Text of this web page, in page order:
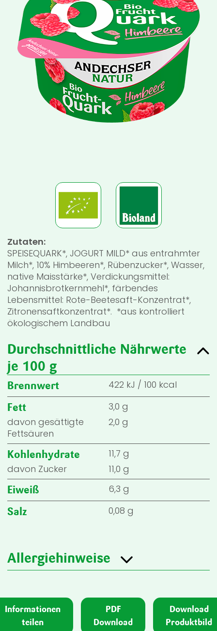
Zutaten:
SPEISEQUARK*, JOGURT MILD* aus entrahmter
Milch*, 10% Himbeeren*, Rübenzucker*, Wasser,
native Maisstärke*, Verdickungsmittel:
Johannisbrotkernmehl*, färbendes
Lebensmittel: Rote-Beetesaft-Konzentrat*,
Zitronensaftkonzentrat*. *aus kontrolliert
ökologischem Landbau
Durchschnittliche Nährwerte
je 100 g
Brennwert 422 kJ / 100 kcal
Fett
3,0 g
davon gesättigte
Fettsäuren
2,0 g
Kohlenhydrate
11,7 g
davon Zucker
11,0 g
Eiweiß 6,3 g
Salz 0,08 g
Allergiehinweise
Informationen
teilen
PDF
Download
Download
Produktbild